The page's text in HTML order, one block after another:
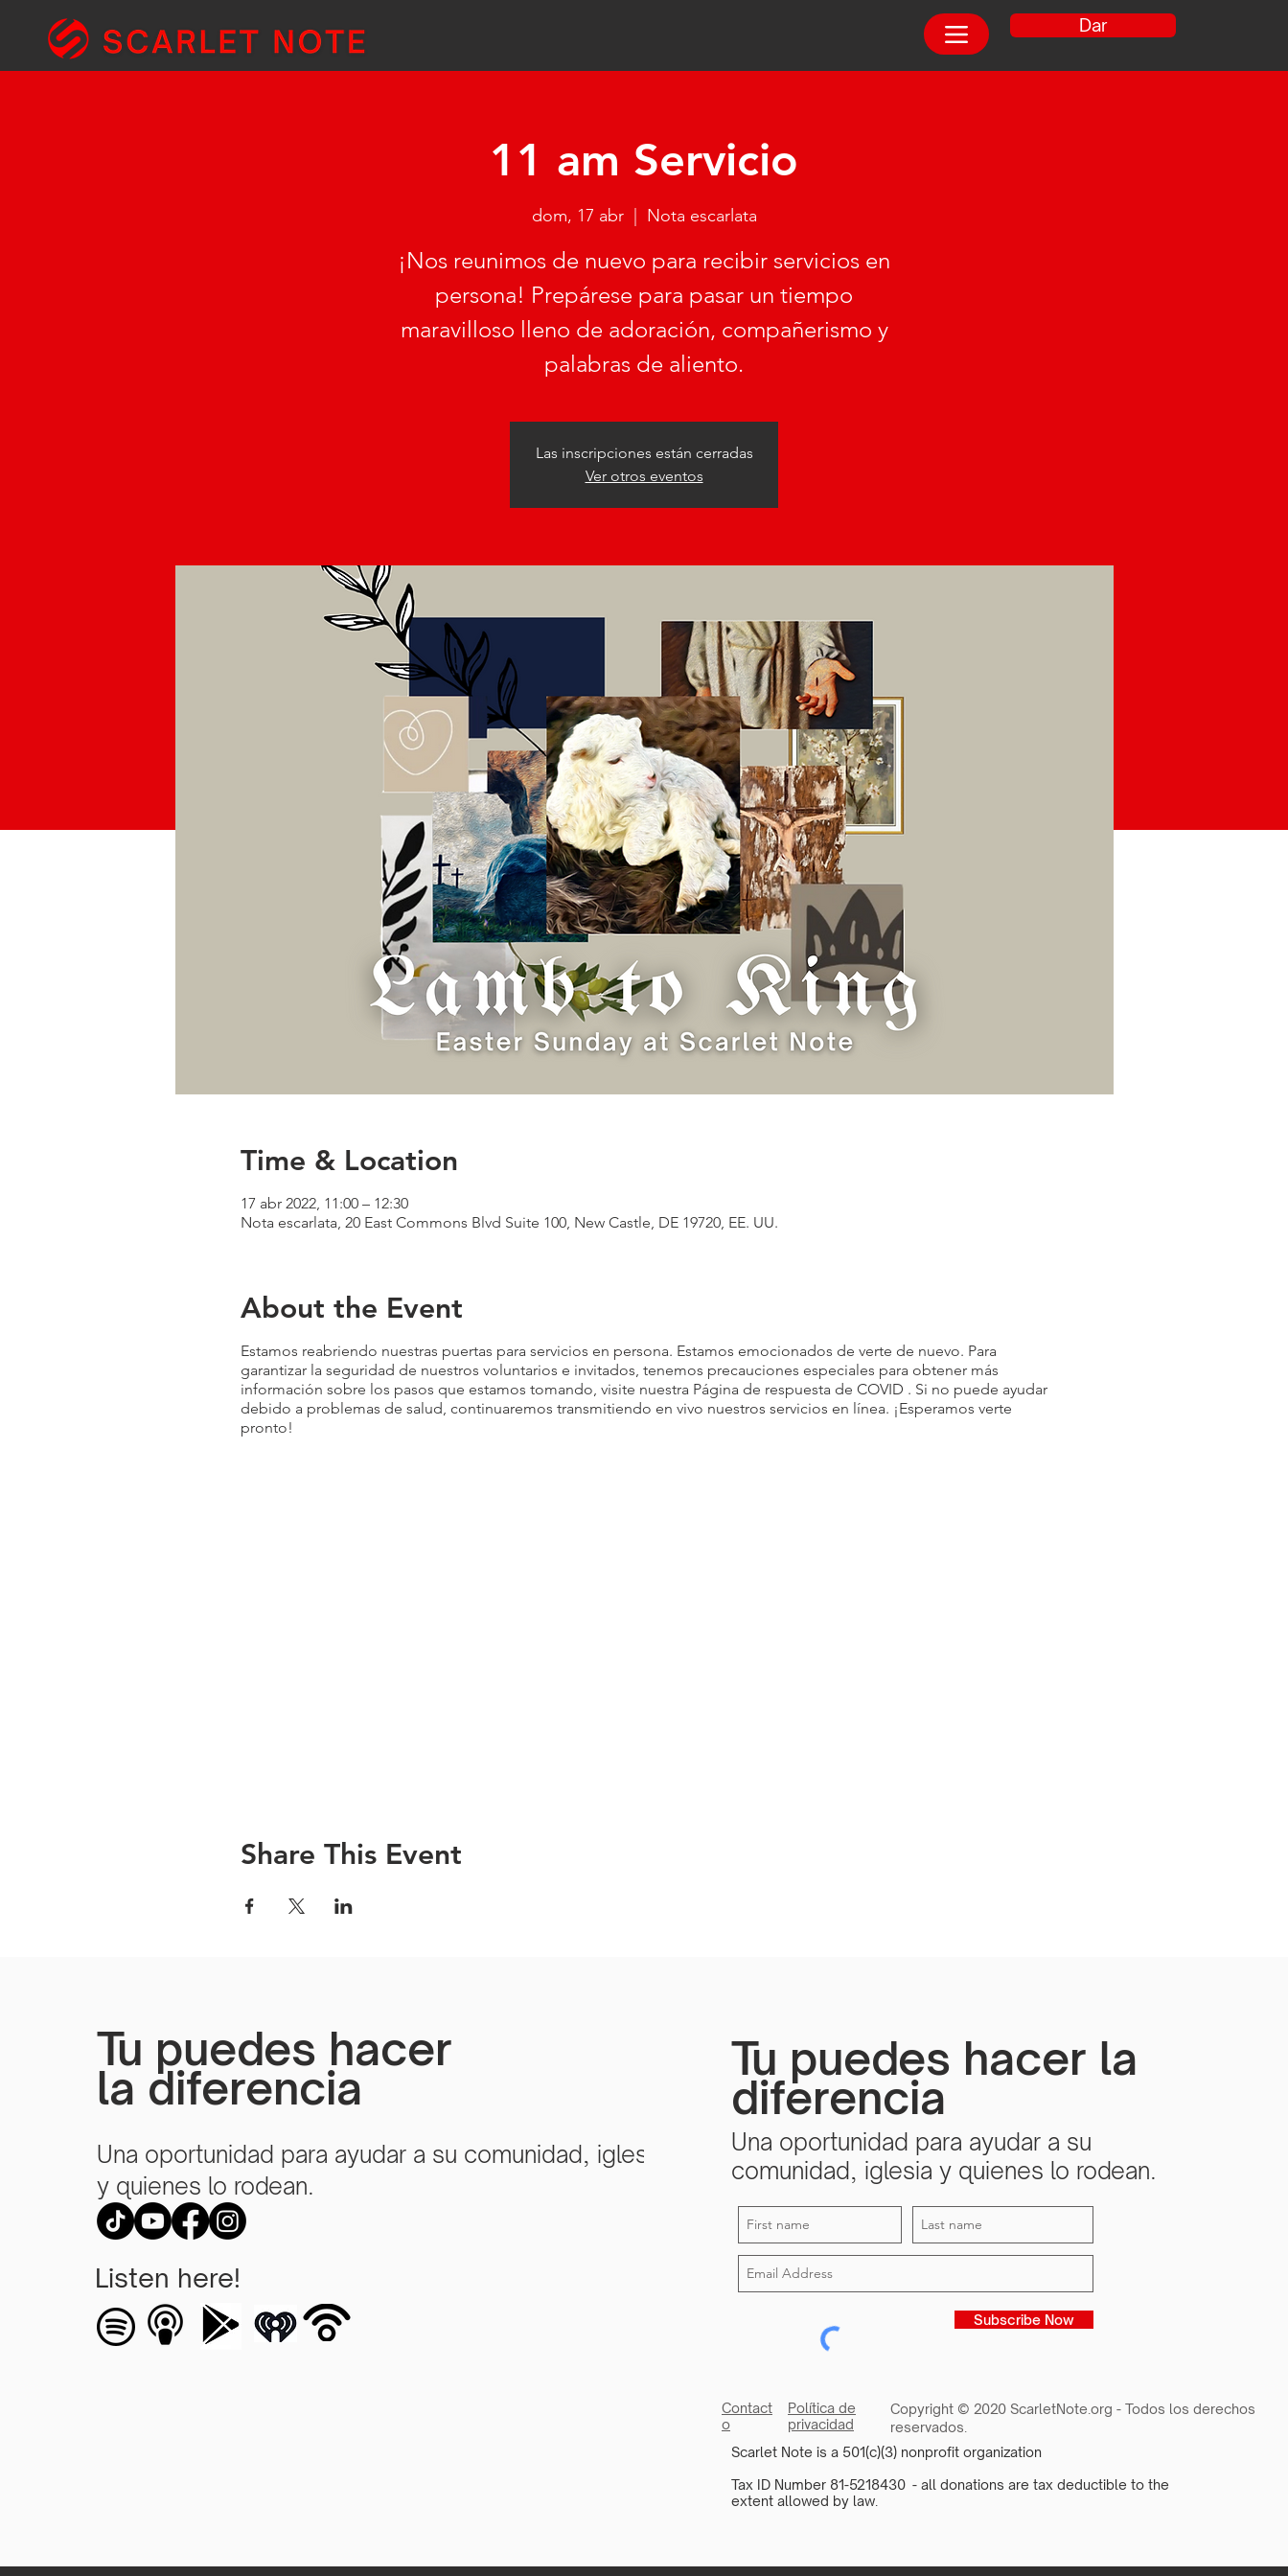
Dar
11 am Servicio
dom, 17 abr
  |
Nota escarlata
¡Nos reunimos de nuevo para recibir servicios en
persona! Prepárese para pasar un tiempo
maravilloso lleno de adoración, compañerismo y
palabras de aliento.
Las inscripciones están cerradas
Ver otros eventos
Time & Location
17 abr 2022, 11:00 – 12:30
Nota escarlata, 20 East Commons Blvd Suite 100, New Castle, DE 19720, EE. UU.
About the Event
Estamos reabriendo nuestras puertas para servicios en persona. Estamos emocionados de verte de nuevo. Para
garantizar la seguridad de nuestros voluntarios e invitados, tenemos precauciones especiales para obtener más
información sobre los pasos que estamos tomando, visite nuestra Página de respuesta de COVID . Si no puede ayudar
debido a problemas de salud, continuaremos transmitiendo en vivo nuestros servicios en línea. ¡Esperamos verte
pronto!
Share This Event
Tu puedes hacer
la diferencia
Una oportunidad para ayudar a su comunidad, iglesia
y quienes lo rodean.
Listen here!
Tu puedes hacer la
diferencia
Una oportunidad para ayudar a su
comunidad, iglesia y quienes lo rodean.
Subscribe Now
Contact
o
Política de
privacidad
Copyright © 2020 ScarletNote.org - Todos los derechos
reservados.
Scarlet Note is a 501(c)(3) nonprofit organization
Tax ID Number 81-5218430 - all donations are tax deductible to the
extent allowed by law.